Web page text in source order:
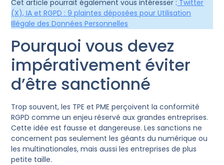
Cet article pourrait également vous intéresser : Twitter
(X), IA et RGPD : 9 plaintes déposées pour Utilisation
Illégale des Données Personnelles
Pourquoi vous devez
impérativement éviter
d’être sanctionné
Trop souvent, les TPE et PME perçoivent la conformité
RGPD comme un enjeu réservé aux grandes entreprises.
Cette idée est fausse et dangereuse. Les sanctions ne
concernent pas seulement les géants du numérique ou
les multinationales, mais aussi les entreprises de plus
petite taille.